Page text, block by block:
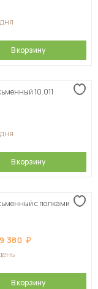
В корзину
10.011
В корзину
с полками
380
В корзину